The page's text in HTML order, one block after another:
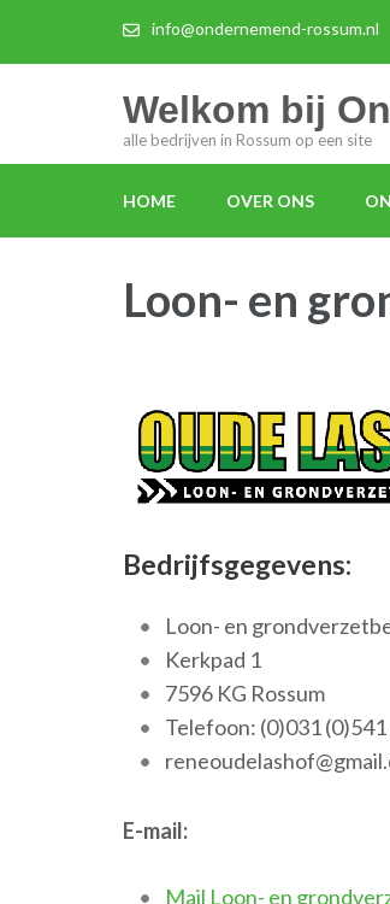
info@ondernemend-rossum.nl
Welkom bij
alle bedrijven in Rossum op een site
HOME OVER ONS
Loon- en
Bedrijfsgegevens:
Loon- en
Kerkpad 1
7596 KG Rossum
Telefoon: (0)031
E-mail:
Mail Loon- en